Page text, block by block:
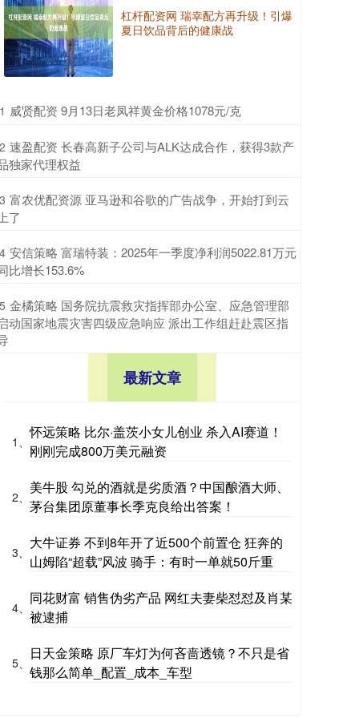
杠杆配资网 瑞幸配方再升级！引爆
夏日饮品背后的健康战
1 ​威贤配资 9月13日老凤祥黄金价格1078元/克
2 ​速盈配资 长春高新子公司与ALK达成合作，获得3款产
独家代理权益
3 ​富农优配资源 亚马逊和谷歌的广告战争，开始打到云
了
4 ​安信策略 富瑞特装：2025年一季度净利润5022.81万元
比增长153.6%
5 ​金橘策略 国务院抗震救灾指挥部办公室、应急管理部
动国家地震灾害四级应急响应 派出工作组赶赴震区指
最新文章
1、
怀远策略 比尔·盖茨小女儿创业 杀入AI赛道！
刚刚完成800万美元融资
2、
美牛股 勾兑的酒就是劣质酒？中国酿酒大师、
茅台集团原董事长季克良给出答案！
3、
大牛证券 不到8年开了近500个前置仓 狂奔的
山姆陷“超载”风波 骑手：有时一单就50斤重
4、
同花财富 销售伪劣产品 网红夫妻柴怼怼及肖某
被逮捕
5、
日天金策略 原厂车灯为何吝啬透镜？不只是省
钱那么简单_配置_成本_车型